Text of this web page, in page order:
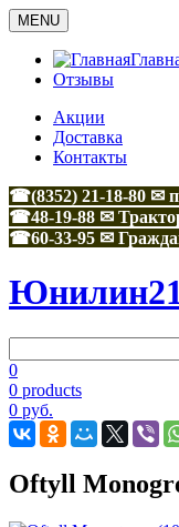
MENU
Отзывы
Акции
Доставка
Контакты
☎(8352) 21-18-80 ✉
☎48-19-88 ✉
☎60-33-95 ✉
Юнилин21
0
0 products
0 руб.
Oftyll